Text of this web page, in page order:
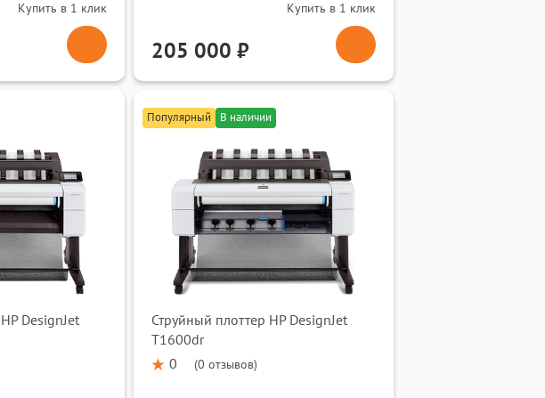
Купить в 1 клик Купить в 1 клик
205 000 ₽
DesignJet
Популярный В наличии
Струйный плоттер HP DesignJet
T1600dr
0
(0 отзывов)